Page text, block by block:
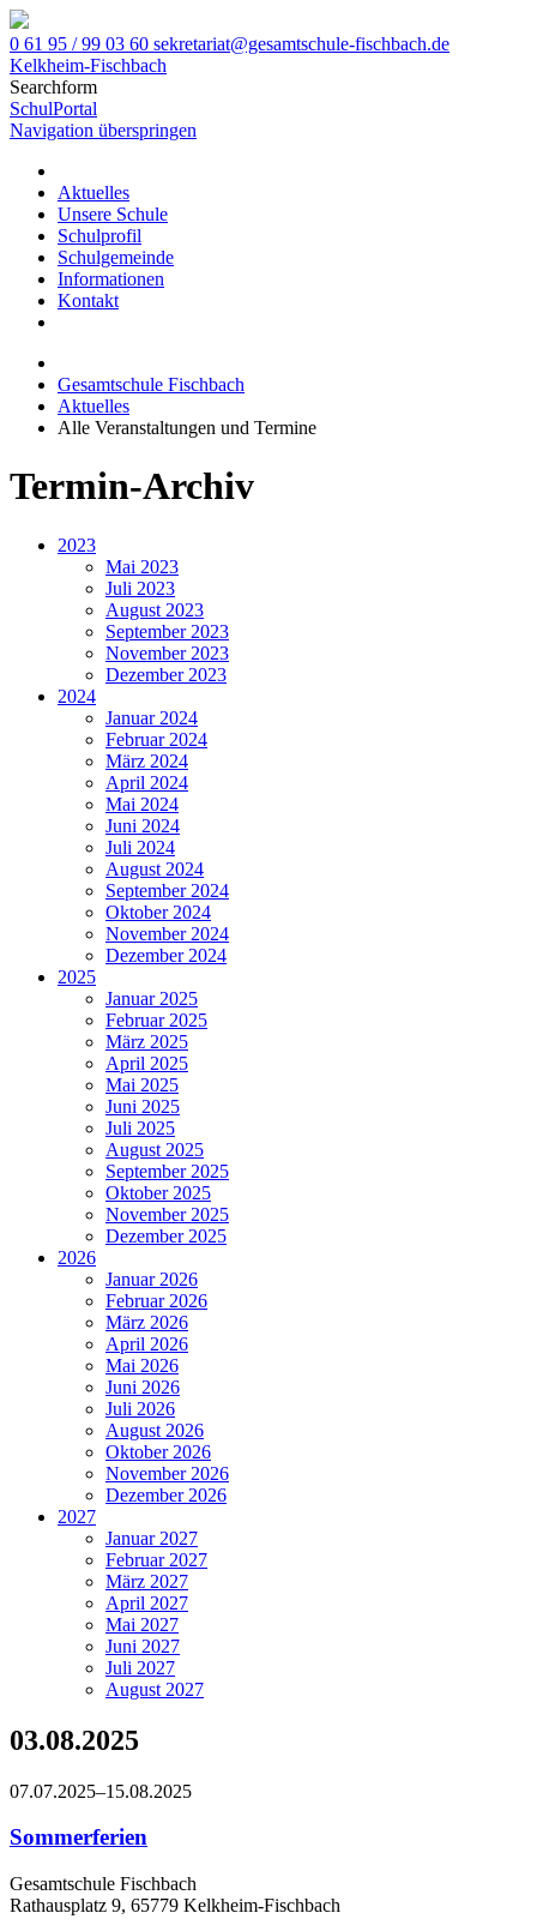
0 61 95 / 99 03 60 sekretariat@gesamtschule-fischbach.de
Kelkheim-Fischbach
Searchform
SchulPortal
Navigation überspringen
Aktuelles
Unsere Schule
Schulprofil
Schulgemeinde
Informationen
Kontakt
Gesamtschule Fischbach
Aktuelles
Alle Veranstaltungen und Termine
Termin-Archiv
2023
Mai 2023
Juli 2023
August 2023
September 2023
November 2023
Dezember 2023
2024
Januar 2024
Februar 2024
März 2024
April 2024
Mai 2024
Juni 2024
Juli 2024
August 2024
September 2024
Oktober 2024
November 2024
Dezember 2024
2025
Januar 2025
Februar 2025
März 2025
April 2025
Mai 2025
Juni 2025
Juli 2025
August 2025
September 2025
Oktober 2025
November 2025
Dezember 2025
2026
Januar 2026
Februar 2026
März 2026
April 2026
Mai 2026
Juni 2026
Juli 2026
August 2026
Oktober 2026
November 2026
Dezember 2026
2027
Januar 2027
Februar 2027
März 2027
April 2027
Mai 2027
Juni 2027
Juli 2027
August 2027
03.08.2025
07.07.2025–15.08.2025
Sommerferien
Gesamtschule Fischbach
Rathausplatz 9, 65779 Kelkheim-Fischbach